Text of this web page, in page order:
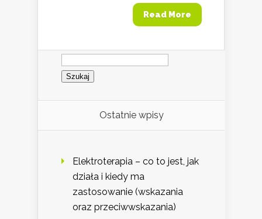
Read More
Szukaj:
Ostatnie wpisy
Elektroterapia – co to jest, jak
działa i kiedy ma
zastosowanie (wskazania
oraz przeciwwskazania)